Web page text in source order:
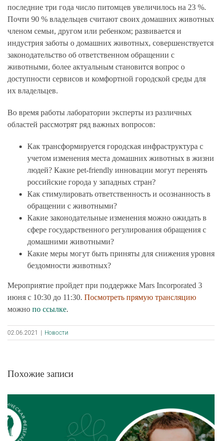
последние три года число питомцев увеличилось на 23 %.
Почти 90 % владельцев считают своих домашних животных
членом семьи, другом или ребенком; развивается и
индустрия заботы о домашних животных, совершенствуется
законодательство об ответственном обращении с
животными, более актуальным становится вопрос о
доступности сервисов и комфортной городской среды для
их владельцев.
Во время работы лаборатории эксперты из различных
областей рассмотрят ряд важных вопросов:
Как трансформируется городская инфраструктура с
учетом изменения места домашних животных в жизни
людей? Какие pet-friendly инновации могут перенять
российские города у западных стран?
Как стимулировать ответственность и осознанность в
обращении с животными?
Какие законодательные изменения можно ожидать в
сфере государственного регулирования обращения с
домашними животными?
Какие меры могут быть приняты для снижения уровня
бездомности животных?
Мероприятие пройдет при поддержке Mars Incorporated 3
июня с 10:30 до 11:30. Посмотреть прямую трансляцию
можно по ссылке.
02.06.2021 | Новости
Похожие записи